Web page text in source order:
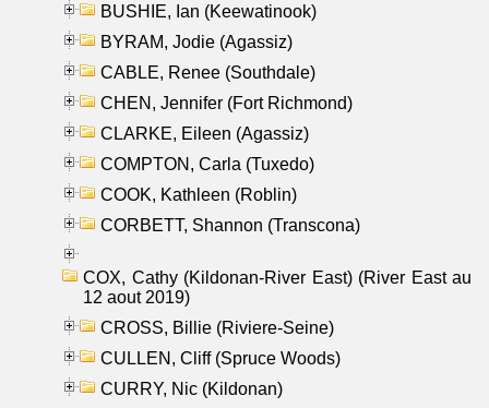
BUSHIE, Ian (Keewatinook)
BYRAM, Jodie (Agassiz)
CABLE, Renee (Southdale)
CHEN, Jennifer (Fort Richmond)
CLARKE, Eileen (Agassiz)
COMPTON, Carla (Tuxedo)
COOK, Kathleen (Roblin)
CORBETT, Shannon (Transcona)
COX, Cathy (Kildonan-River East) (River East au
12 aout 2019)
CROSS, Billie (Riviere-Seine)
CULLEN, Cliff (Spruce Woods)
CURRY, Nic (Kildonan)